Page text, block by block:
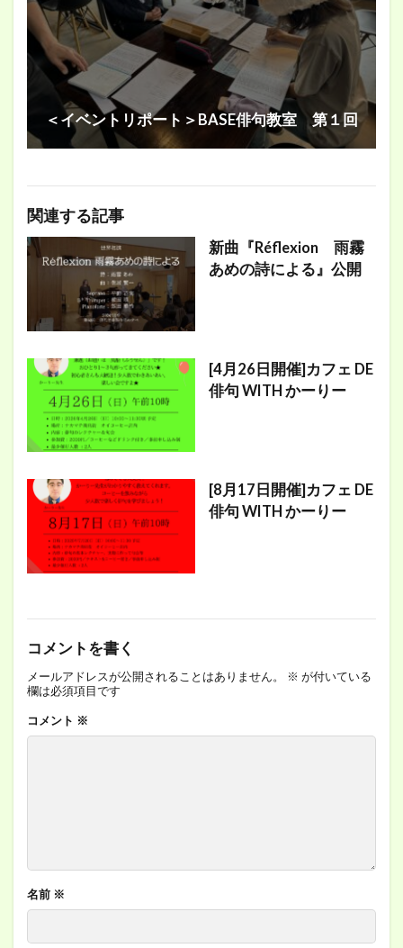
＜イベントリポート＞BASE俳句教室 第１回
関連する記事
新曲『Réflexion 雨霧
あめの詩による』公開
[4月26日開催]カフェ DE
俳句 WITH かーりー
[8月17日開催]カフェ DE
俳句 WITH かーりー
コメントを書く
メールアドレスが公開されることはありません。 ※ が付いている
欄は必須項目です
コメント ※
名前 ※